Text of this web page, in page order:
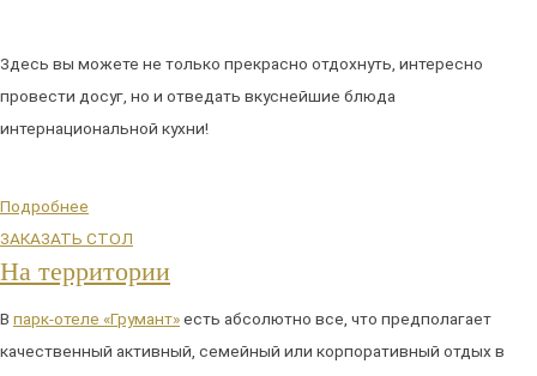
Здесь вы можете не только прекрасно отдохнуть, интересно
провести досуг, но и отведать вкуснейшие блюда
интернациональной кухни!
Подробнее
ЗАКАЗАТЬ СТОЛ
На территории
В парк-отеле «Грумант»есть абсолютно все, что предполагает
качественный активный, семейный или корпоративный отдых в